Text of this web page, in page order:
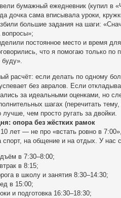
бумажный ежедневник (купил в
дочка сама вписывала уроки,
большие задания на шаги:
вопросы»;
постоянное место и время
что я помогаю только
буду».
расчёт: если делать по одному
без авралов. Если
за идеальными оценками, но
шагах (перечитать
лучше, чем просто ругать за двойки.
опора без жёстких рамок
лет — не про «встать ровно в
спорт, на общение и на отдых. У нас
в 7:30–8:00;
в 8:15;
в школу и занятия 8:30–14:30;
в 15:00;
и подготовка 16:30–18:30;